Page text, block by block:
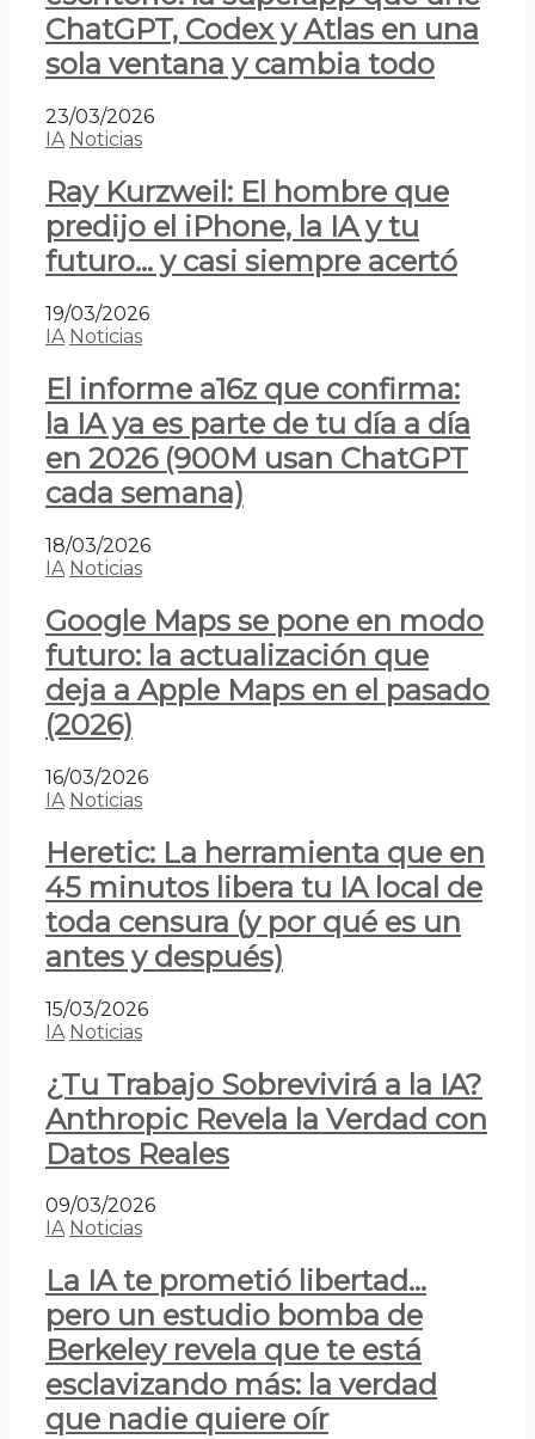
ChatGPT, Codex y Atlas en una
sola ventana y cambia todo
23/03/2026
IA Noticias
Ray Kurzweil: El hombre que
predijo el iPhone, la IA y tu
futuro… y casi siempre acertó
19/03/2026
IA Noticias
El informe a16z que confirma:
la IA ya es parte de tu día a día
en 2026 (900M usan ChatGPT
cada semana)
18/03/2026
IA Noticias
Google Maps se pone en modo
futuro: la actualización que
deja a Apple Maps en el pasado
(2026)
16/03/2026
IA Noticias
Heretic: La herramienta que en
45 minutos libera tu IA local de
toda censura (y por qué es un
antes y después)
15/03/2026
IA Noticias
¿Tu Trabajo Sobrevivirá a la IA?
Anthropic Revela la Verdad con
Datos Reales
09/03/2026
IA Noticias
La IA te prometió libertad…
pero un estudio bomba de
Berkeley revela que te está
esclavizando más: la verdad
que nadie quiere oír